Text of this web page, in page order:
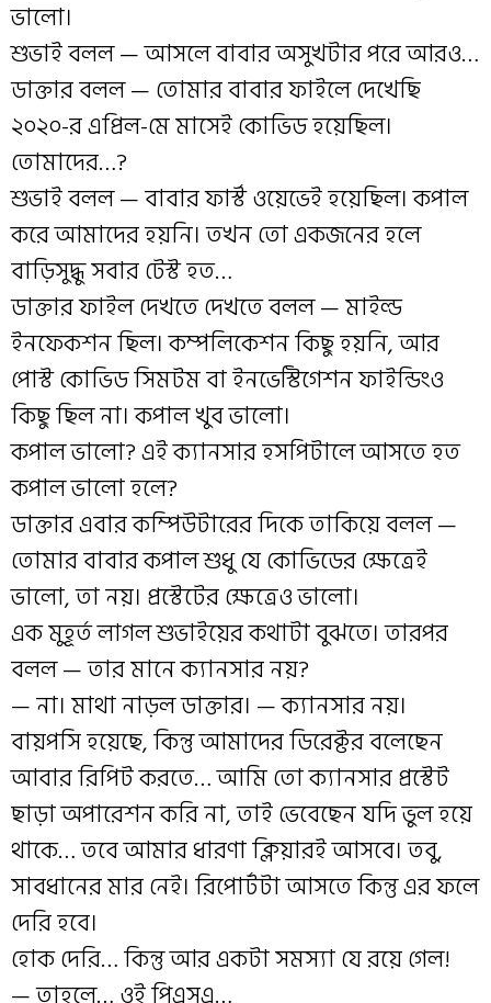
ভালো।
শুভাই বলল — আসলে বাবার অসুখটার পরে আরও…
ডাক্তার বলল — তোমার বাবার ফাইলে দেখেছি
২০২০-র এপ্রিল-মে মাসেই কোভিড হয়েছিল।
তোমাদের…?
শুভাই বলল — বাবার ফার্স্ট ওয়েভেই হয়েছিল। কপাল
করে আমাদের হয়নি। তখন তো একজনের হলে
বাড়িসুদ্ধু সবার টেস্ট হত…
ডাক্তার ফাইল দেখতে দেখতে বলল — মাইল্ড
ইনফেকশন ছিল। কম্পলিকেশন কিছু হয়নি, আর
পোস্ট কোভিড সিমটম বা ইনভেস্টিগেশন ফাইন্ডিংও
কিছু ছিল না। কপাল খুব ভালো।
কপাল ভালো? এই ক্যানসার হসপিটালে আসতে হত
কপাল ভালো হলে?
ডাক্তার এবার কম্পিউটারের দিকে তাকিয়ে বলল —
তোমার বাবার কপাল শুধু যে কোভিডের ক্ষেত্রেই
ভালো, তা নয়। প্রস্টেটের ক্ষেত্রেও ভালো।
এক মুহূর্ত লাগল শুভাইয়ের কথাটা বুঝতে। তারপর
বলল — তার মানে ক্যানসার নয়?
— না। মাথা নাড়ল ডাক্তার। — ক্যানসার নয়।
বায়পসি হয়েছে, কিন্তু আমাদের ডিরেক্টর বলেছেন
আবার রিপিট করতে… আমি তো ক্যানসার প্রস্টেট
ছাড়া অপারেশন করি না, তাই ভেবেছেন যদি ভুল হয়ে
থাকে… তবে আমার ধারণা ক্লিয়ারই আসবে। তবু,
সাবধানের মার নেই। রিপোর্টটা আসতে কিন্তু এর ফলে
দেরি হবে।
হোক দেরি… কিন্তু আর একটা সমস্যা যে রয়ে গেল!